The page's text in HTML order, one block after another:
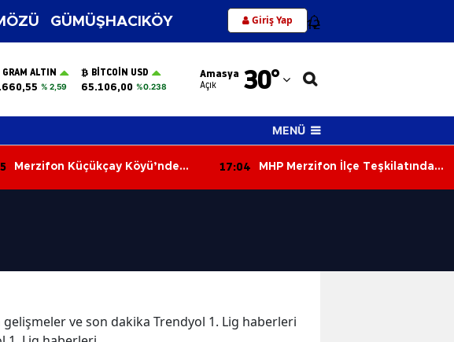
GÜMÜŞHACIKÖY Giriş Yap 12
GRAM ALTIN
% 2,59
BITCOIN USD
65.106,00 %0.238
Amasya
Açık 30°
Adana
Adıyaman
Ağrı
Amasya
Artvin
MENÜ
Merzifon Küçükçay Köyü’nde
17:04
MHP Merzifon İlçe Teşkilatından
ve son dakika Trendyol 1. Lig haberleri